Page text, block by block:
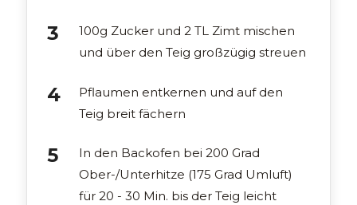
100g Zucker und 2 TL Zimt mischen
und über den Teig großzügig streuen
Pflaumen entkernen und auf den
Teig breit fächern
In den Backofen bei 200 Grad
Ober-/Unterhitze (175 Grad Umluft)
für 20 - 30 Min. bis der Teig leicht